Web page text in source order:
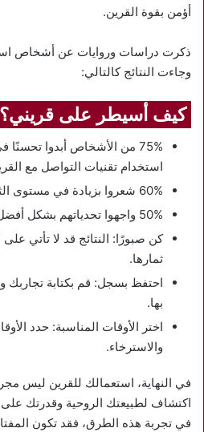
أؤمن بقوة القرين.
ذكرت دراسات وروايات عن أشخاص
وجاءت النتائج كالتالي:
كيف أسيطر على قريني؟
75% من الأشخاص أبدوا
استخدام تقنيات التواصل مع
60% شعروا بزيادة في مستوى الثقة بأنفسهم.
50% واجهوا تحدياتهم بشكل أفضل بعد تعزيز الروحانيات.
كن صبورًا: النتائج قد لا تأتي
ثمارها.
احتفظ بسجل: قم بكتابة تجاربك
بها.
اختر الأوقات المناسبة: حدد
والاسترخاء.
في النهاية، استعمالك للقرين ليس
اكتشاف لطبيعتك الروحية وقدرتك على
في تجربة هذه الطرق، فقد تكون